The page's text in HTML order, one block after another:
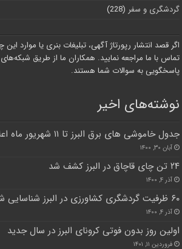
گردشگری و سفر (228)
اگر قصد انتشار رپورتاژ آگهی، تبلیغات بنری یا موارد
تماس با ما مراجعه نمایید. همکاران ما از طریق
پاسخگویی به سوالات شما هستند.
نوشته‌های اخیر
جدول خاموشی های برق البرز تا ۱۱ شهریور ماه اعلام شد
آبان ۳۰, ۱۴۰۰
۲۴ تن چای قاچاق در البرز کشف شد
آذر ۴, ۱۴۰۰
۶۰ ظرفیت گردشگری کشاورزی در البرز شناسایی شد
آذر ۴, ۱۴۰۰
اولین روز بدون فوتی کرونای البرز در سال جدید
فروردین ۱۱, ۱۴۰۱